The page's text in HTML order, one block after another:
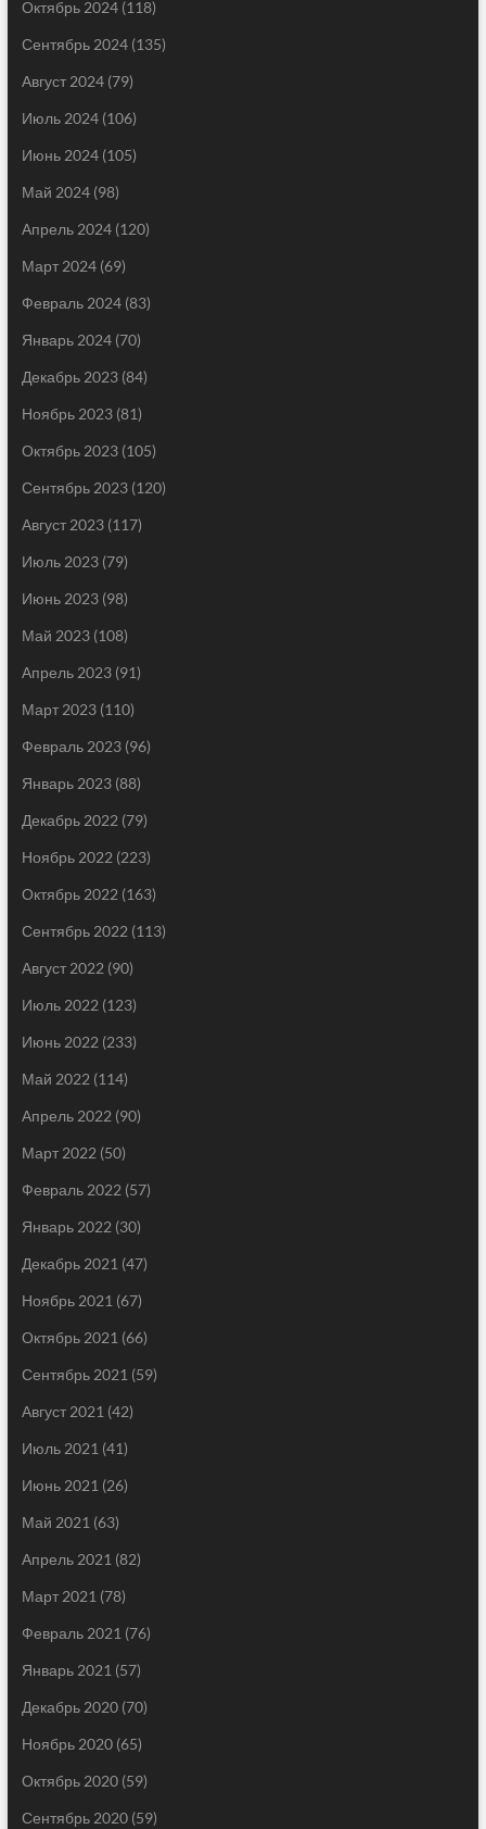
Октябрь 2024(118)
Сентябрь 2024(135)
Август 2024(79)
Июль 2024(106)
Июнь 2024(105)
Май 2024(98)
Апрель 2024(120)
Март 2024(69)
Февраль 2024(83)
Январь 2024(70)
Декабрь 2023(84)
Ноябрь 2023(81)
Октябрь 2023(105)
Сентябрь 2023(120)
Август 2023(117)
Июль 2023(79)
Июнь 2023(98)
Май 2023(108)
Апрель 2023(91)
Март 2023(110)
Февраль 2023(96)
Январь 2023(88)
Декабрь 2022 (79)
Ноябрь 2022 (223)
Октябрь 2022 (163)
Сентябрь 2022 (113)
Август 2022 (90)
Июль 2022 (123)
Июнь 2022 (233)
Май 2022 (114)
Апрель 2022 (90)
Март 2022 (50)
Февраль 2022 (57)
Январь 2022 (30)
Декабрь 2021 (47)
Ноябрь 2021 (67)
Октябрь 2021 (66)
Сентябрь 2021 (59)
Август 2021 (42)
Июль 2021 (41)
Июнь 2021 (26)
Май 2021 (63)
Апрель 2021 (82)
Март 2021 (78)
Февраль 2021 (76)
Январь 2021 (57)
Декабрь 2020(70)
Ноябрь 2020(65)
Октябрь 2020(59)
Сентябрь 2020(59)